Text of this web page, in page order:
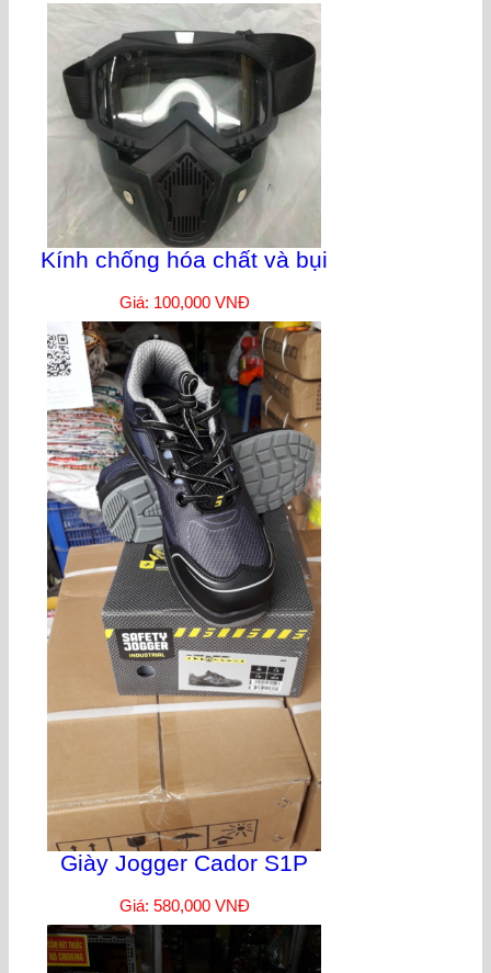
Kính chống hóa chất và bụi
Giá: 100,000 VNĐ
Giày Jogger Cador S1P
Giá: 580,000 VNĐ